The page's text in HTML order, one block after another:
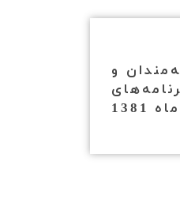
و
ارتقای بهره‌ وری در کشور به عنوان یک سازمان غیردولتی، غیرانتفاعی و غیر سیاسی در تاریخ 5 بهمن ماه 1381